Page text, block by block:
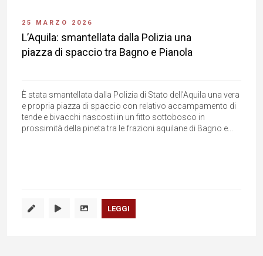
25 MARZO 2026
L’Aquila: smantellata dalla Polizia una
piazza di spaccio tra Bagno e Pianola
È stata smantellata dalla Polizia di Stato dell'Aquila una vera
e propria piazza di spaccio con relativo accampamento di
tende e bivacchi nascosti in un fitto sottobosco in
prossimità della pineta tra le frazioni aquilane di Bagno e...
LEGGI